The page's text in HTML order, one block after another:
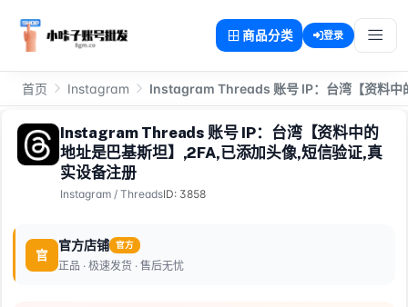
商品分类 登录
首页 Instagram Instagram Threads 账号 IP：台湾【资料中
Instagram Threads 账号 IP：台湾【资料中的
地址是巴基斯坦】,2FA,已添加头像,短信验证,真
实设备注册
Instagram / ThreadsID: 3858
官
官方店铺 官方
正品 · 极速发货 · 售后无忧